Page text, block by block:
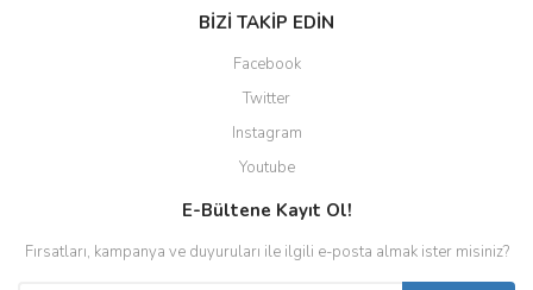
BİZİ TAKİP EDİN
Facebook
Twitter
Instagram
Youtube
E-Bültene Kayıt Ol!
Fırsatları, kampanya ve duyuruları ile ilgili e-posta almak ister misiniz?